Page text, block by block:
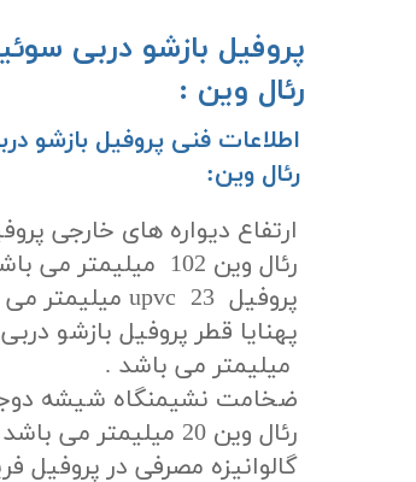
رئال وین :
رئال وین:
رئال وین 102
پروفیل upvc 23 میلیمتر می باشد
میلیمتر می باشد .
رئال وین 20 میلیمتر می باشد